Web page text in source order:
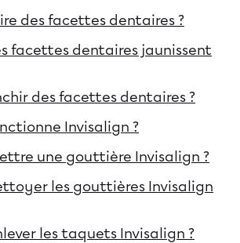
des facettes dentaires ?
facettes dentaires jaunissent
des facettes dentaires ?
Invisalign ?
une gouttière Invisalign ?
les gouttières Invisalign
les taquets Invisalign ?